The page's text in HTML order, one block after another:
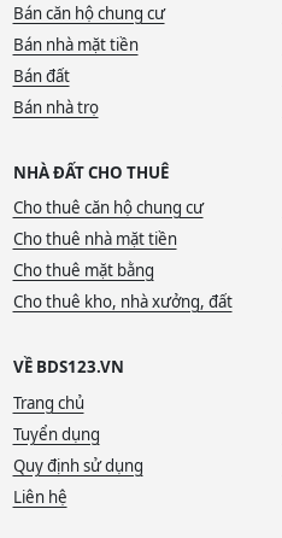
Bán căn hộ chung cư
Bán nhà mặt tiền
Bán đất
Bán nhà trọ
NHÀ ĐẤT CHO THUÊ
Cho thuê căn hộ chung cư
Cho thuê nhà mặt tiền
Cho thuê mặt bằng
Cho thuê kho, nhà xưởng, đất
VỀ BDS123.VN
Trang chủ
Tuyển dụng
Quy định sử dụng
Liên hệ